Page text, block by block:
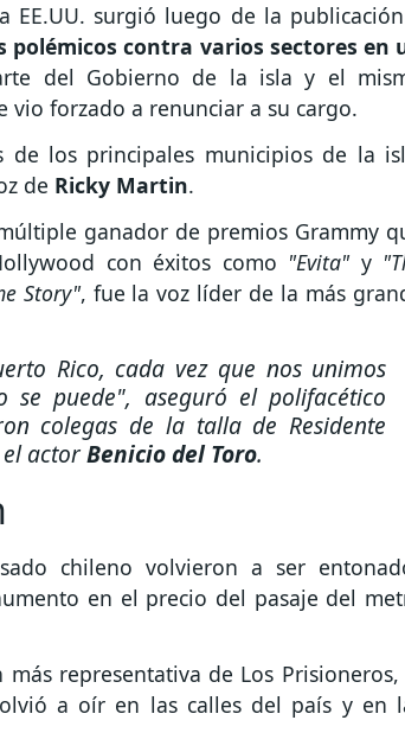
EE.UU. surgió luego de la
polémicos contra varios sectores en
del Gobierno de la isla y el
vio forzado a renunciar a su cargo.
de los principales municipios de la
de Ricky Martin.
ganador de premios Grammy
con éxitos como "Evita" y
Story", fue la voz líder de la más
Rico, cada vez que nos unimos
se puede", aseguró el polifacético
colegas de la talla de Residente
el actorBenicio del Toro.
chileno volvieron a ser
en el precio del pasaje del
representativa de Los Prisioneros,
a oír en las calles del país y en